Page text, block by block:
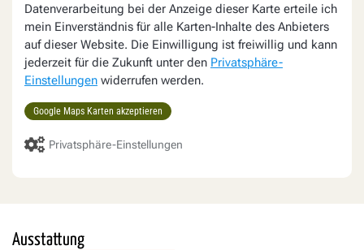
Datenverarbeitung bei der Anzeige dieser Karte erteile ich
mein Einverständnis für alle Karten-Inhalte des Anbieters
auf dieser Website. Die Einwilligung ist freiwillig und kann
jederzeit für die Zukunft unter den Privatsphäre-
Einstellungen widerrufen werden.
Google Maps Karten akzeptieren
Privatsphäre-Einstellungen
Ausstattung